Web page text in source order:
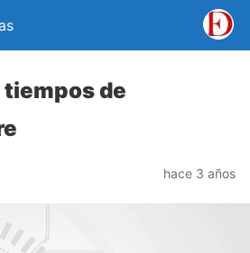
tiempos de
hace 3 años